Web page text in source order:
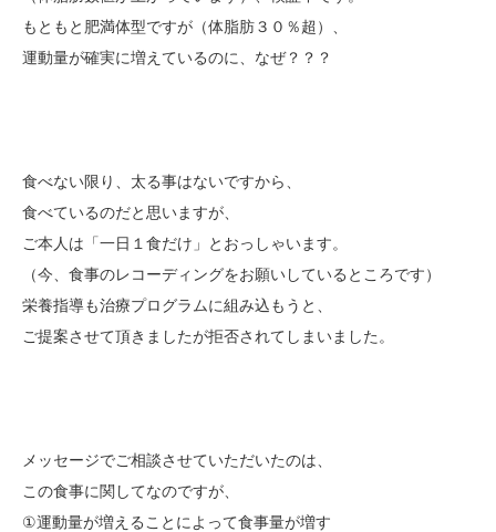
もともと肥満体型ですが（体脂肪３０％超）、
運動量が確実に増えているのに、なぜ？？？
食べない限り、太る事はないですから、
食べているのだと思いますが、
ご本人は「一日１食だけ」とおっしゃいます。
（今、食事のレコーディングをお願いしているところです）
栄養指導も治療プログラムに組み込もうと、
ご提案させて頂きましたが拒否されてしまいました。
メッセージでご相談させていただいたのは、
この食事に関してなのですが、
①運動量が増えることによって食事量が増す